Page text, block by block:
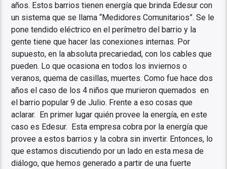
años. Estos barrios tienen energía que brinda Edesur con
un sistema que se llama “Medidores Comunitarios”. Se le
pone tendido eléctrico en el perímetro del barrio y la
gente tiene que hacer las conexiones internas. Por
supuesto, en la absoluta precariedad, con los cables que
pueden. Lo que ocasiona en todos los inviernos o
veranos, quema de casillas, muertes. Como fue hace dos
años el caso de los 4 niños que murieron quemados en
el barrio popular 9 de Julio. Frente a eso cosas que
aclarar. En primer lugar quién provee la energía, en este
caso es Edesur. Esta empresa cobra por la energía que
provee a estos barrios y la cobra sin invertir. Entonces, lo
que estamos discutiendo por un lado en esta mesa de
diálogo, que hemos generado a partir de una fuerte